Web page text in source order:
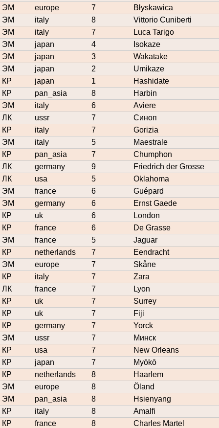
ЭМ
europe 7
Błyskawica
ЭМ
italy 8
Vittorio Cuniberti
ЭМ
italy 7
Luca Tarigo
ЭМ
japan 4
Isokaze
ЭМ
japan 3
Wakatake
ЭМ
japan 2
Umikaze
КР
japan 1
Hashidate
КР
pan_asia 8
Harbin
ЭМ
italy 6
Aviere
ЛК
ussr 7
Синоп
КР
italy 7
Gorizia
ЭМ
italy 5
Maestrale
КР
pan_asia 7
Chumphon
ЛК
germany 9
Friedrich der Grosse
ЛК
usa 5
Oklahoma
ЭМ
france 6
Guépard
ЭМ
germany 6
Ernst Gaede
КР
uk 6
London
КР
france 6
De Grasse
ЭМ
france 5
Jaguar
КР
netherlands 7
Eendracht
ЭМ
europe 7
Skåne
КР
italy 7
Zara
ЛК
france 7
Lyon
КР
uk 7
Surrey
КР
uk 7
Fiji
КР
germany 7
Yorck
ЭМ
ussr 7
Минск
КР
usa 7
New Orleans
КР
japan 7
Myōkō
КР
netherlands 8
Haarlem
ЭМ
europe 8
Öland
ЭМ
pan_asia 8
Hsienyang
КР
italy 8
Amalfi
КР
france 8
Charles Martel